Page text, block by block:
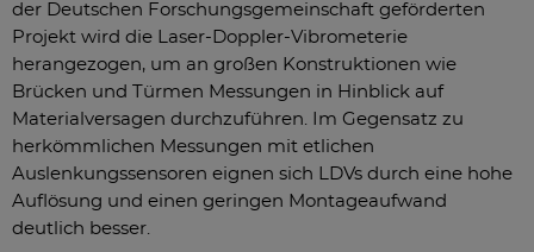
der Deutschen Forschungsgemeinschaft geförderten
Projekt wird die Laser-Doppler-Vibrometerie
herangezogen, um an großen Konstruktionen wie
Brücken und Türmen Messungen in Hinblick auf
Materialversagen durchzuführen. Im Gegensatz zu
herkömmlichen Messungen mit etlichen
Auslenkungssensoren eignen sich LDVs durch eine hohe
Auflösung und einen geringen Montageaufwand
deutlich besser.